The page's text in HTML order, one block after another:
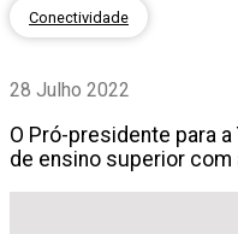
Conectividade
28 Julho 2022
O Pró-presidente para
de ensino superior com